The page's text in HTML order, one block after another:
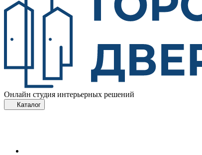
Онлайн студия интерьерных решений
Каталог